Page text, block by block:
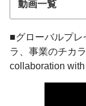
動画一覧
■グローバルプ
ラ、事業のチカ
collaboration